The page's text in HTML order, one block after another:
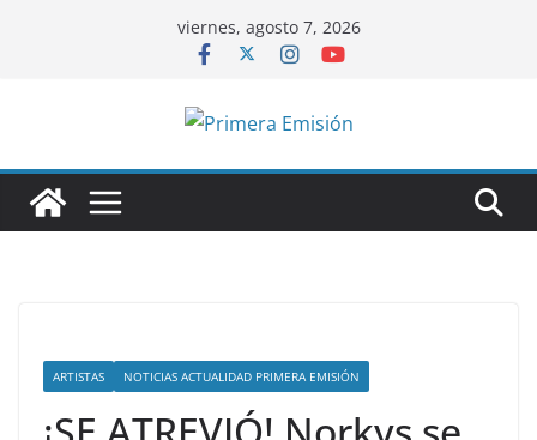
viernes, agosto 7, 2026
ARTISTAS NOTICIAS ACTUALIDAD PRIMERA EMISIÓN